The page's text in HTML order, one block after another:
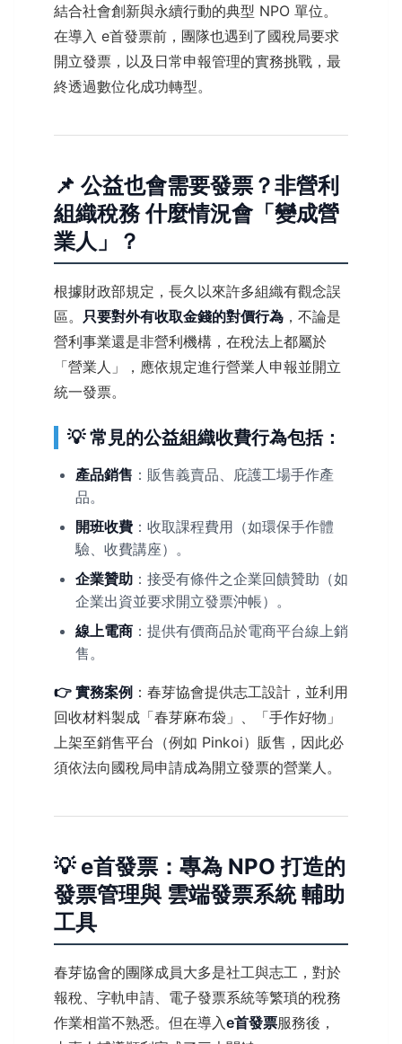
結合社會創新與永續行動的典型 NPO 單位。
在導入 e首發票前，團隊也遇到了國稅局要求
開立發票，以及日常申報管理的實務挑戰，最
終透過數位化成功轉型。
📌 公益也會需要發票？非營利
組織稅務 什麼情況會「變成營
業人」？
根據財政部規定，長久以來許多組織有觀念誤
區。 只要對外有收取金錢的對價行為 ，不論是
營利事業還是非營利機構，在稅法上都屬於
「營業人」，應依規定進行營業人申報並開立
統一發票。
💡 常見的公益組織收費行為包括：
產品銷售 ：販售義賣品、庇護工場手作產
品。
開班收費 ：收取課程費用（如環保手作體
驗、收費講座）。
企業贊助 ：接受有條件之企業回饋贊助（如
企業出資並要求開立發票沖帳）。
線上電商 ：提供有價商品於電商平台線上銷
售。
👉 實務案例 ：春芽協會提供志工設計，並利用
回收材料製成「春芽麻布袋」、「手作好物」
上架至銷售平台（例如 Pinkoi）販售，因此必
須依法向國稅局申請成為開立發票的營業人。
💡 e首發票：專為 NPO 打造的
發票管理與 雲端發票系統 輔助
工具
春芽協會的團隊成員大多是社工與志工，對於
報稅、字軌申請、電子發票系統等繁瑣的稅務
作業相當不熟悉。但在導入e首發票服務後，